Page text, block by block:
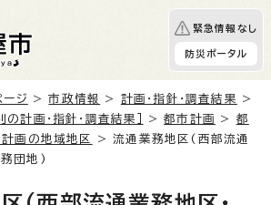
緊急情報なし
防災ポータル
ージ >市政情報 > 計画・指針・調査結果
>
計画・指針・調査結果］
>都市計画 > 都
画の地域地区
> 流通業務地区(西部流通
務団地)